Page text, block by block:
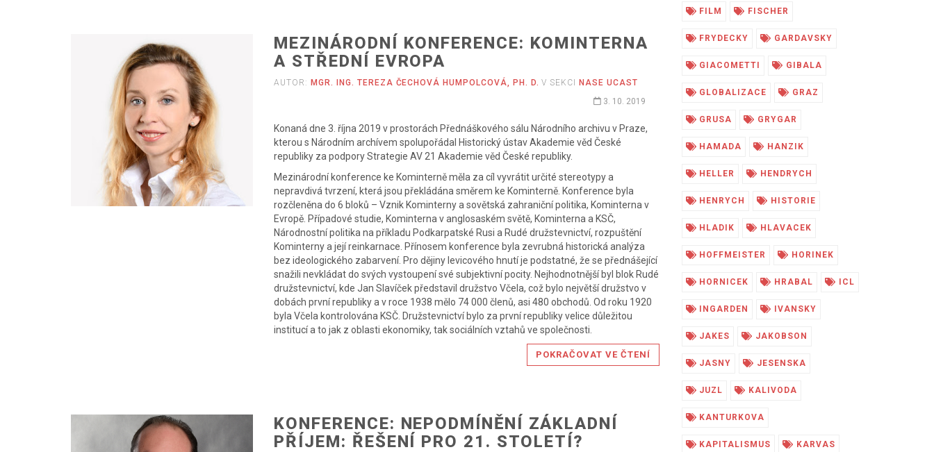
MEZINÁRODNÍ KONFERENCE: KOMINTERNA
A STŘEDNÍ EVROPA
AUTOR: MGR. ING. TEREZA ČECHOVÁ HUMPOLCOVÁ, PH. D. V SEKCI
NASE UCAST
3. 10. 2019
Konaná dne 3. října 2019 v prostorách Přednáškového sálu Národního archivu v Praze,
kterou s Národním archívem spolupořádal Historický ústav Akademie věd České
republiky za podpory Strategie AV 21 Akademie věd České republiky.
Mezinárodní konference ke Kominterně měla za cíl vyvrátit určité stereotypy a
nepravdivá tvrzení, která jsou překládána směrem ke Kominterně. Konference byla
rozčleněna do 6 bloků – Vznik Kominterny a sovětská zahraniční politika, Kominterna v
Evropě. Případové studie, Kominterna v anglosaském světě, Kominterna a KSČ,
Národnostní politika na příkladu Podkarpatské Rusi a Rudé družstevnictví, rozpuštění
Kominterny a její reinkarnace. Přínosem konference byla zevrubná historická analýza
bez ideologického zabarvení. Pro dějiny levicového hnutí je podstatné, že se přednášející
snažili nevkládat do svých vystoupení své subjektivní pocity. Nejhodnotnější byl blok Rudé
družstevnictví, kde Jan Slavíček představil družstvo Včela, což bylo největší družstvo v
dobách první republiky a v roce 1938 mělo 74 000 členů, asi 480 obchodů. Od roku 1920
byla Včela kontrolována KSČ. Družstevnictví bylo za první republiky velice důležitou
institucí a to jak z oblasti ekonomiky, tak sociálních vztahů ve společnosti.
POKRAČOVAT VE ČTENÍ
KONFERENCE: NEPODMÍNĚNÍ ZÁKLADNÍ
PŘÍJEM: ŘEŠENÍ PRO 21. STOLETÍ?
FILM FISCHER
FRYDECKY GARDAVSKY
GIACOMETTI GIBALA
GLOBALIZACE GRAZ
GRUSA GRYGAR
HAMADA HANZIK
HELLER HENDRYCH
HENRYCH HISTORIE
HLADIK HLAVACEK
HOFFMEISTER HORINEK
HORNICEK HRABAL ICL
INGARDEN IVANSKY
JAKES JAKOBSON
JASNY JESENSKA
JUZL KALIVODA
KANTURKOVA
KAPITALISMUS KARVAS